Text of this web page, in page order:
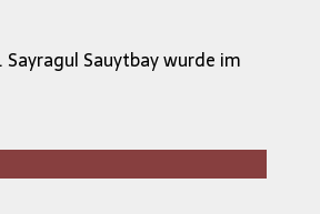
Sauytbay wurde im